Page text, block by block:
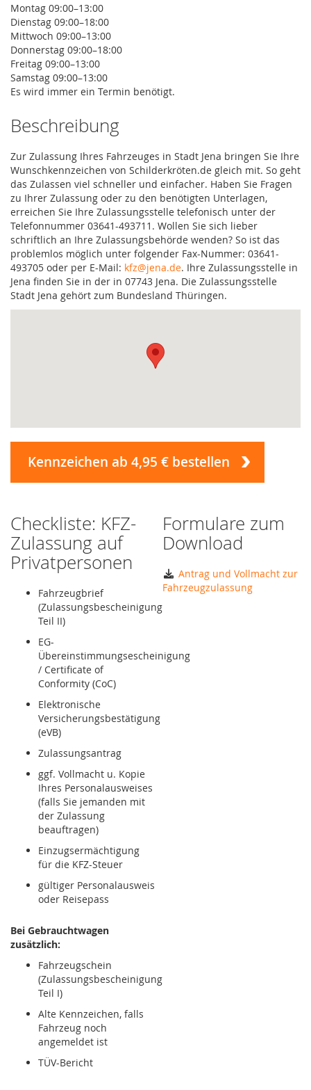
Montag 09:00–13:00
Dienstag 09:00–18:00
Mittwoch 09:00–13:00
Donnerstag 09:00–18:00
Freitag 09:00–13:00
Samstag 09:00–13:00
Es wird immer ein Termin benötigt.
Beschreibung
Zur Zulassung Ihres Fahrzeuges in Stadt Jena bringen Sie Ihre
Wunschkennzeichen von Schilderkröten.de gleich mit. So geht
das Zulassen viel schneller und einfacher. Haben Sie Fragen
zu Ihrer Zulassung oder zu den benötigten Unterlagen,
erreichen Sie Ihre Zulassungsstelle telefonisch unter der
Telefonnummer 03641-493711. Wollen Sie sich lieber
schriftlich an Ihre Zulassungsbehörde wenden? So ist das
problemlos möglich unter folgender Fax-Nummer: 03641-
493705 oder per E-Mail: kfz@jena.de. Ihre Zulassungsstelle in
Jena finden Sie in der in 07743 Jena. Die Zulassungsstelle
Stadt Jena gehört zum Bundesland Thüringen.
Kennzeichen ab 4,95 € bestellen
Checkliste: KFZ-
Zulassung auf
Privatpersonen
Fahrzeugbrief
(Zulassungsbescheinigung
Teil II)
EG-
Übereinstimmungsescheinigung
/ Certificate of
Conformity (CoC)
Elektronische
Versicherungsbestätigung
(eVB)
Zulassungsantrag
ggf. Vollmacht u. Kopie
Ihres Personalausweises
(falls Sie jemanden mit
der Zulassung
beauftragen)
Einzugsermächtigung
für die KFZ-Steuer
gültiger Personalausweis
oder Reisepass
Bei Gebrauchtwagen
zusätzlich:
Fahrzeugschein
(Zulassungsbescheinigung
Teil I)
Alte Kennzeichen, falls
Fahrzeug noch
angemeldet ist
TÜV-Bericht
Formulare zum
Download
Antrag und Vollmacht zur
Fahrzeugzulassung